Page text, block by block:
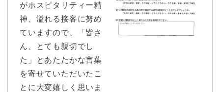
がホスピタリティー精
神、溢れる接客に努め
ていますので、「皆さ
ん、とても親切でし
た」とあたたかな言葉
を寄せていただいたこ
とに大変嬉しく思いま